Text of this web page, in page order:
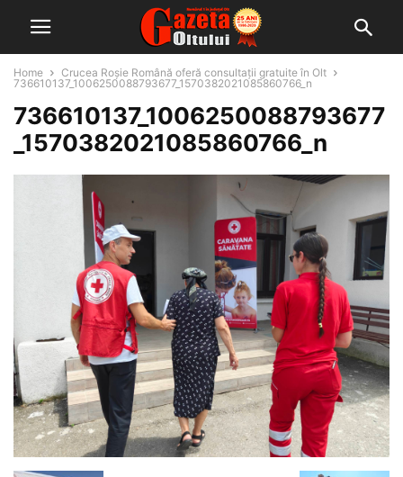
Home
Crucea Roșie Română oferă consultații gratuite în Olt
736610137_1006250088793677_1570382021085860766_n
736610137_1006250088793677
_1570382021085860766_n